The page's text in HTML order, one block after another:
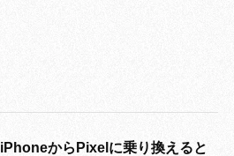
iPhoneからPixelに乗り換えると